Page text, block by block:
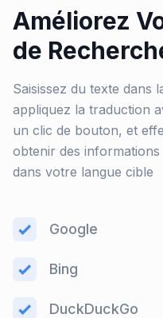
Améliorez
de
Saisissez du texte dans
appliquez la traduction
un clic de bouton, et
obtenir des
dans votre langue cible
Google
Bing
DuckDuckGo